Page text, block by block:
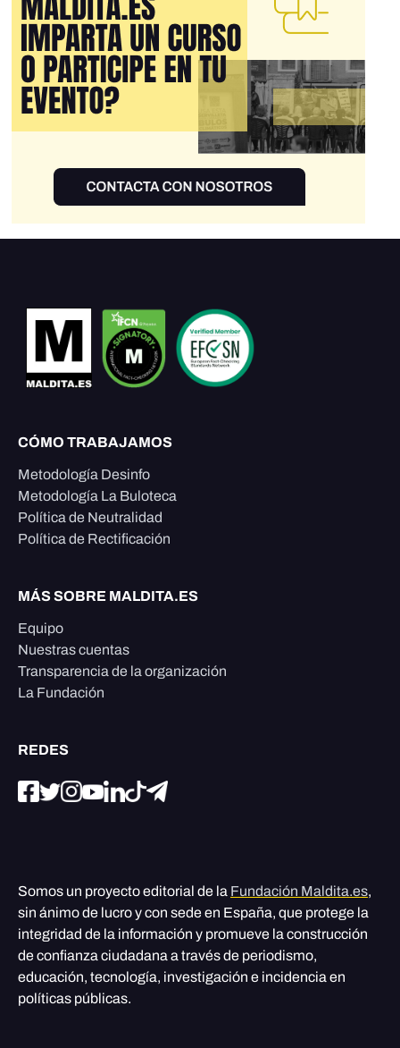
CÓMO TRABAJAMOS
Metodología Desinfo
Metodología La Buloteca
Política de Neutralidad
Política de Rectificación
MÁS SOBRE MALDITA.ES
Equipo
Nuestras cuentas
Transparencia de la organización
La Fundación
REDES
Somos un proyecto editorial de la Fundación Maldita.es,
sin ánimo de lucro y con sede en España, que protege la
integridad de la información y promueve la construcción
de confianza ciudadana a través de periodismo,
educación, tecnología, investigación e incidencia en
políticas públicas.